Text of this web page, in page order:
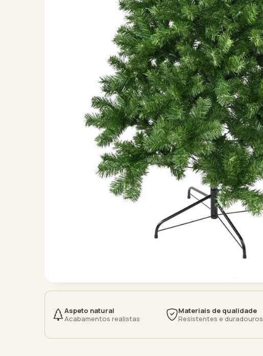
Aspeto natural
Acabamentos realistas
Materiais de qualidade
Resistentes e duradouros